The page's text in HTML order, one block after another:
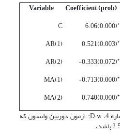
Coefficient (prob)
Variable
*
(0.000)6.06
C
*
(0.003)0.521
AR(1)
*
(0.072)0.333-
AR(2)
*
(0.000)0.713-
MA(1)
*
(0.000)0.740
MA(2)
ATM4: دستگاه خودپرداز شماره 4، D.w: آزمون دوربین واتسون که